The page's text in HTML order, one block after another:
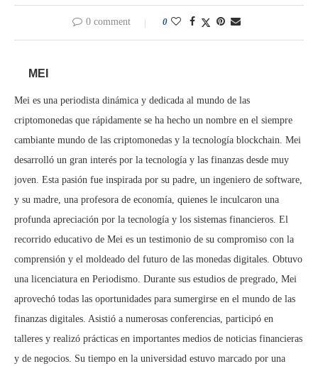
0 comment 0
MEI
Mei es una periodista dinámica y dedicada al mundo de las
criptomonedas que rápidamente se ha hecho un nombre en el siempre
cambiante mundo de las criptomonedas y la tecnología blockchain. Mei
desarrolló un gran interés por la tecnología y las finanzas desde muy
joven. Esta pasión fue inspirada por su padre, un ingeniero de software,
y su madre, una profesora de economía, quienes le inculcaron una
profunda apreciación por la tecnología y los sistemas financieros. El
recorrido educativo de Mei es un testimonio de su compromiso con la
comprensión y el moldeado del futuro de las monedas digitales. Obtuvo
una licenciatura en Periodismo. Durante sus estudios de pregrado, Mei
aprovechó todas las oportunidades para sumergirse en el mundo de las
finanzas digitales. Asistió a numerosas conferencias, participó en
talleres y realizó prácticas en importantes medios de noticias financieras
y de negocios. Su tiempo en la universidad estuvo marcado por una